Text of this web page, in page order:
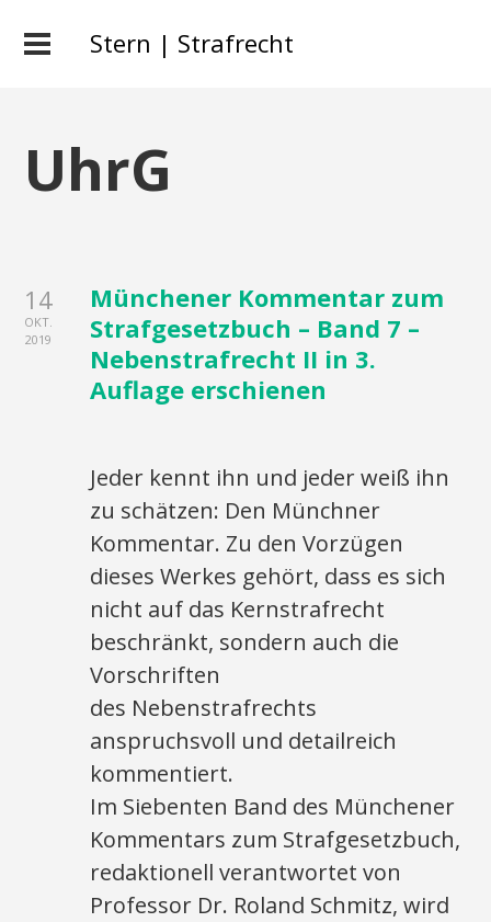
Stern | Strafrecht
UhrG
14
OKT.
2019
Münchener Kommentar zum
Strafgesetzbuch – Band 7 –
Nebenstrafrecht II in 3.
Auflage erschienen
Jeder kennt ihn und jeder weiß ihn
zu schätzen: Den Münchner
Kommentar. Zu den Vorzügen
dieses Werkes gehört, dass es sich
nicht auf das Kernstrafrecht
beschränkt, sondern auch die
Vorschriften
des Nebenstrafrechts
anspruchsvoll und detailreich
kommentiert.
Im Siebenten Band des Münchener
Kommentars zum Strafgesetzbuch,
redaktionell verantwortet von
Professor Dr. Roland Schmitz, wird